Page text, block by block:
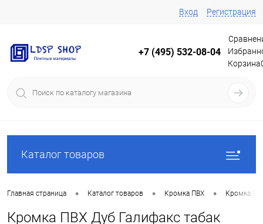
Вход Регистрация
+7 (495) 532-08-04
Корзина
Каталог товаров
Главная страница • Каталог товаров • Кромка ПВХ • Кромка
Кромка ПВХ Дуб Галифакс табак